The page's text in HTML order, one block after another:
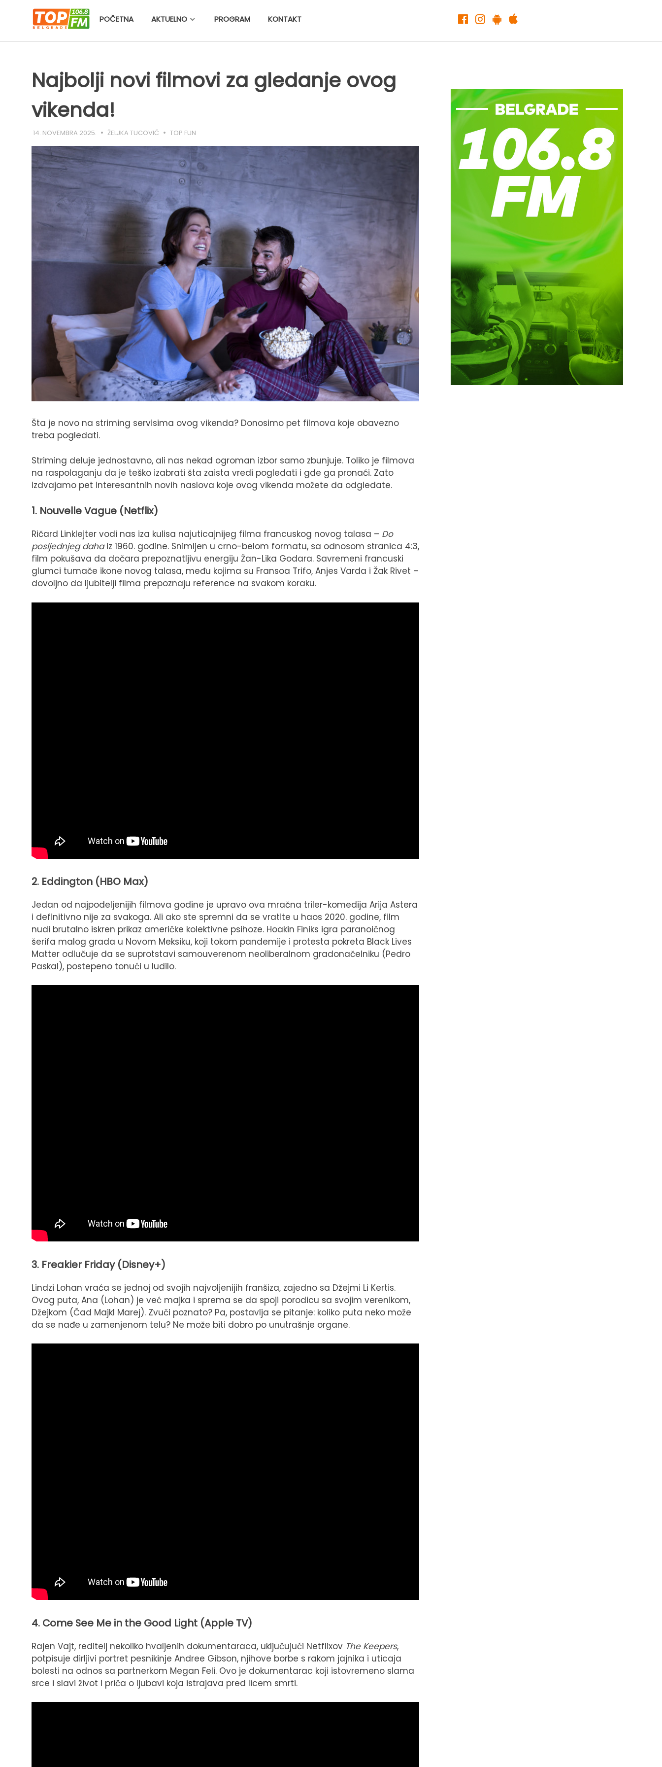
POČETNA AKTUELNO PROGRAM KONTAKT
Najbolji novi filmovi za gledanje ovog
vikenda!
14. NOVEMBRA 2025. ŽELJKA TUCOVIĆ TOP FUN
Šta je novo na striming servisima ovog vikenda? Donosimo pet filmova koje obavezno
treba pogledati.
Striming deluje jednostavno, ali nas nekad ogroman izbor samo zbunjuje. Toliko je filmova
na raspolaganju da je teško izabrati šta zaista vredi pogledati i gde ga pronaći. Zato
izdvajamo pet interesantnih novih naslova koje ovog vikenda možete da odgledate.
1. Nouvelle Vague (Netflix)
Ričard Linklejter vodi nas iza kulisa najuticajnijeg filma francuskog novog talasa – Do
posljednjeg dahaiz 1960. godine. Snimljen u crno-belom formatu, sa odnosom stranica 4:3,
film pokušava da dočara prepoznatljivu energiju Žan-Lika Godara. Savremeni francuski
glumci tumače ikone novog talasa, među kojima su Fransoa Trifo, Anjes Varda i Žak Rivet –
dovoljno da ljubitelji filma prepoznaju reference na svakom koraku.
2. Eddington (HBO Max)
Jedan od najpodeljenijih filmova godine je upravo ova mračna triler-komedija Arija Astera
i definitivno nije za svakoga. Ali ako ste spremni da se vratite u haos 2020. godine, film
nudi brutalno iskren prikaz američke kolektivne psihoze. Hoakin Finiks igra paranoičnog
šerifa malog grada u Novom Meksiku, koji tokom pandemije i protesta pokreta Black Lives
Matter odlučuje da se suprotstavi samouverenom neoliberalnom gradonačelniku (Pedro
Paskal), postepeno tonući u ludilo.
3. Freakier Friday (Disney+)
Lindzi Lohan vraća se jednoj od svojih najvoljenijih franšiza, zajedno sa Džejmi Li Kertis.
Ovog puta, Ana (Lohan) je već majka i sprema se da spoji porodicu sa svojim verenikom,
Džejkom (Čad Majkl Marej). Zvuči poznato? Pa, postavlja se pitanje: koliko puta neko može
da se nađe u zamenjenom telu? Ne može biti dobro po unutrašnje organe.
4. Come See Me in the Good Light (Apple TV)
Rajen Vajt, reditelj nekoliko hvaljenih dokumentaraca, uključujući Netflixov The Keepers,
potpisuje dirljivi portret pesnikinje Andree Gibson, njihove borbe s rakom jajnika i uticaja
bolesti na odnos sa partnerkom Megan Feli. Ovo je dokumentarac koji istovremeno slama
srce i slavi život i priča o ljubavi koja istrajava pred licem smrti.